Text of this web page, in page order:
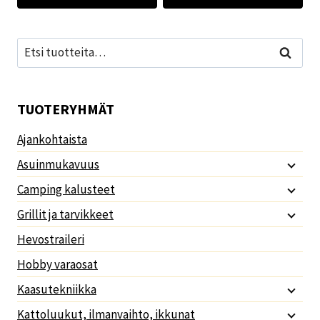
Etsi: Haku
TUOTERYHMÄT
Ajankohtaista
Asuinmukavuus
Camping kalusteet
Grillit ja tarvikkeet
Hevostraileri
Hobby varaosat
Kaasutekniikka
Kattoluukut, ilmanvaihto, ikkunat